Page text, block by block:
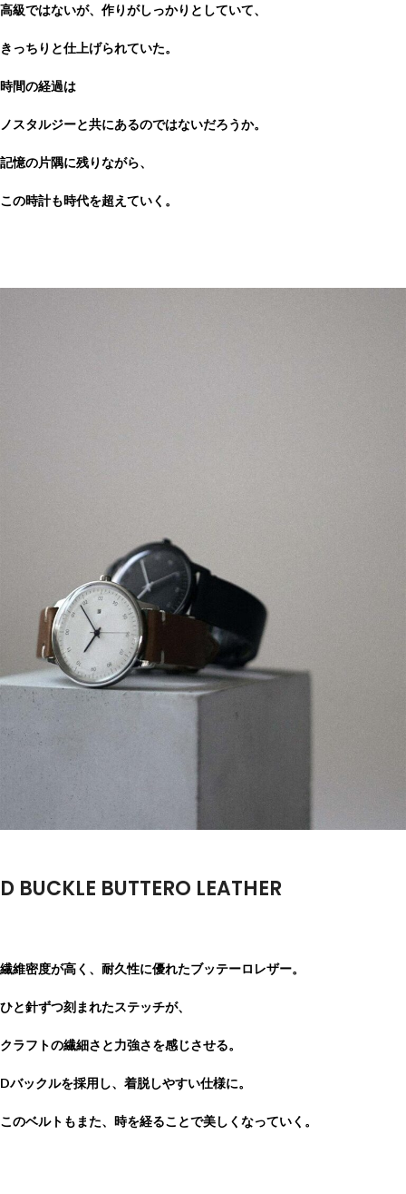
高級ではないが、作りがしっかりとしていて、
きっちりと仕上げられていた。
時間の経過は
ノスタルジーと共にあるのではないだろうか。
記憶の片隅に残りながら、
この時計も時代を超えていく。
D BUCKLE BUTTERO LEATHER
繊維密度が高く、耐久性に優れたブッテーロレザー。
ひと針ずつ刻まれたステッチが、
クラフトの繊細さと力強さを感じさせる。
Dバックルを採用し、着脱しやすい仕様に。
このベルトもまた、時を経ることで美しくなっていく。